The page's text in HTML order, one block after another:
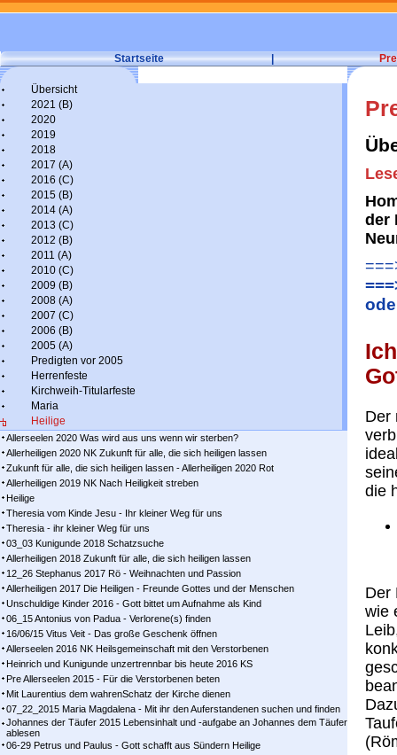
Startseite |
Übersicht
2021 (B)
2020
2019
2018
2017 (A)
2016 (C)
2015 (B)
2014 (A)
2013 (C)
2012 (B)
2011 (A)
2010 (C)
2009 (B)
2008 (A)
2007 (C)
2006 (B)
2005 (A)
Predigten vor 2005
Herrenfeste
Kirchweih-Titularfeste
Maria
Heilige
Allerseelen 2020 Was wird aus uns wenn wir sterben?
Allerheiligen 2020 NK Zukunft für alle, die sich heiligen lassen
Zukunft für alle, die sich heiligen lassen - Allerheiligen 2020 Rot
Allerheiligen 2019 NK Nach Heiligkeit streben
Heilige
Theresia vom Kinde Jesu - Ihr kleiner Weg für uns
Theresia - ihr kleiner Weg für uns
03_03 Kunigunde 2018 Schatzsuche
Allerheiligen 2018 Zukunft für alle, die sich heiligen lassen
12_26 Stephanus 2017 Rö - Weihnachten und Passion
Allerheiligen 2017 Die Heiligen - Freunde Gottes und der Menschen
Unschuldige Kinder 2016 - Gott bittet um Aufnahme als Kind
06_15 Antonius von Padua - Verlorene(s) finden
16/06/15 Vitus Veit - Das große Geschenk öffnen
Allerseelen 2016 NK Heilsgemeinschaft mit den Verstorbenen
Heinrich und Kunigunde unzertrennbar bis heute 2016 KS
Pre Allerseelen 2015 - Für die Verstorbenen beten
Mit Laurentius dem wahrenSchatz der Kirche dienen
07_22_2015 Maria Magdalena - Mit ihr den Auferstandenen suchen und finden
Johannes der Täufer 2015 Lebensinhalt und -aufgabe an Johannes dem Täufer
ablesen
06-29 Petrus und Paulus - Gott schafft aus Sündern Heilige
der
Der
die
Der
wie